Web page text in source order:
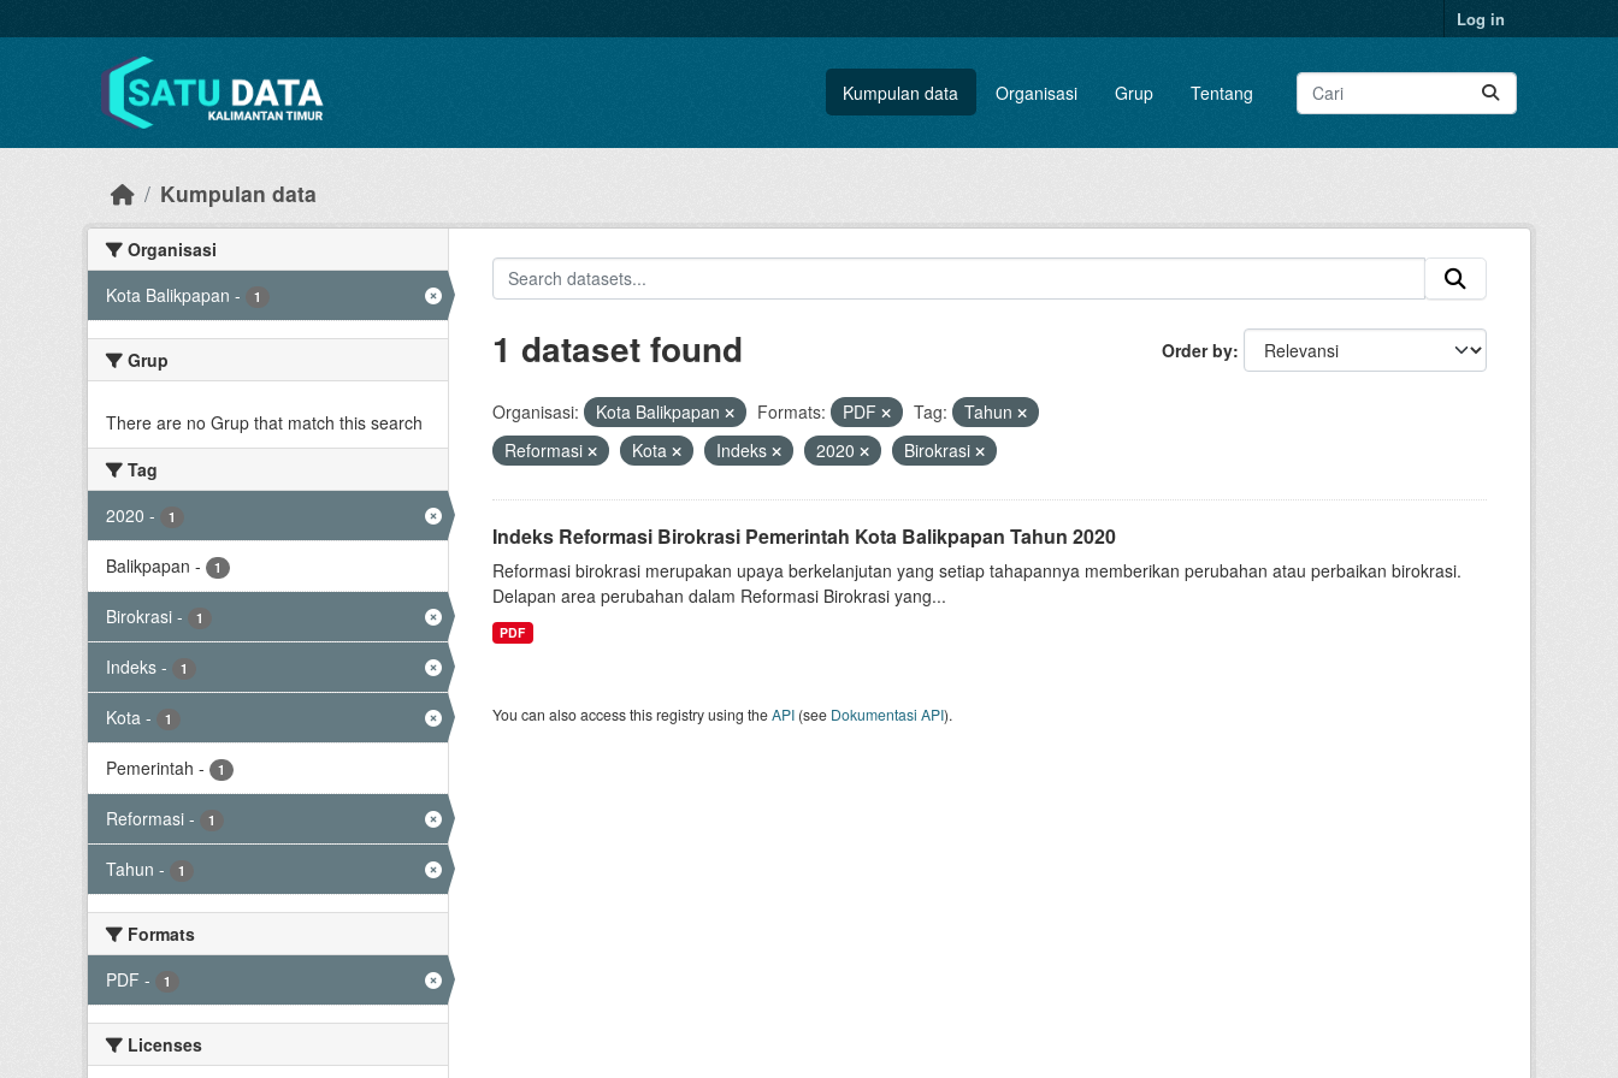
Log in
Kumpulan data Organisasi Grup Tentang
Kumpulan data
Organisasi
Kota Balikpapan - 1
Grup
There are no Grup that match this search
Tag
2020 - 1
Balikpapan - 1
Birokrasi - 1
Indeks - 1
Kota - 1
Pemerintah - 1
Reformasi - 1
Tahun - 1
Formats
PDF - 1
Licenses
Order by
1 dataset found
Organisasi: Kota Balikpapan Formats: PDF Tag:
Tahun
Reformasi
Kota Indeks 2020 Birokrasi
Indeks Reformasi Birokrasi Pemerintah Kota Balikpapan Tahun 2020
Reformasi birokrasi merupakan upaya berkelanjutan yang setiap tahapannya memberikan perubahan atau perbaikan birokrasi.
Delapan area perubahan dalam Reformasi Birokrasi yang...
PDF
You can also access this registry using theAPI(see Dokumentasi API).